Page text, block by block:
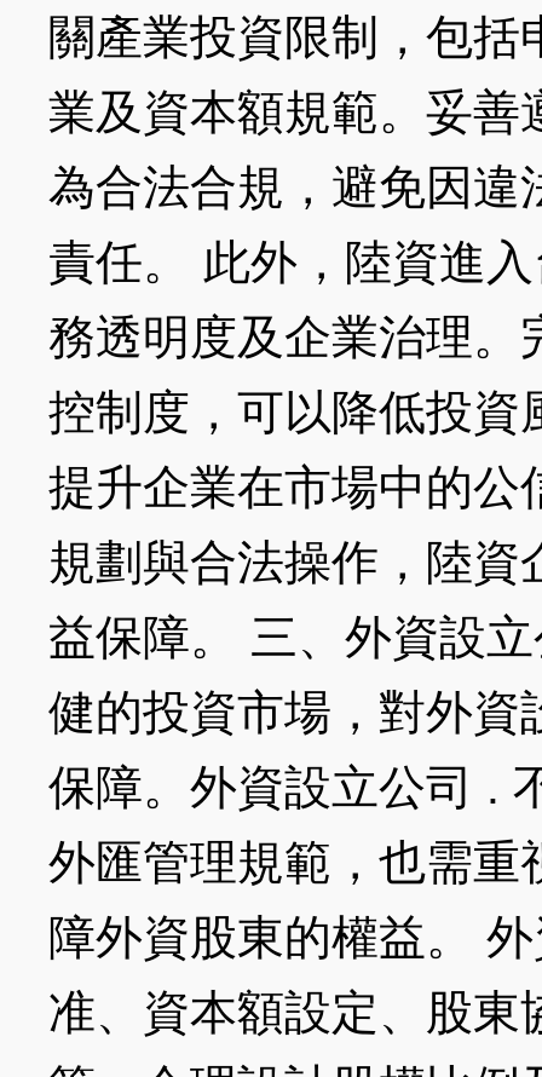
關產業投資限制，包
業及資本額規範。妥善
為合法合規，避免因違
責任。 此外，陸資進
務透明度及企業治理。
控制度，可以降低投資
提升企業在市場中的公
規劃與合法操作，陸
益保障。 三、外資設
健的投資市場，對外資
保障。外資設立公司 .
外匯管理規範，也需重
障外資股東的權益。
准、資本額設定、股東